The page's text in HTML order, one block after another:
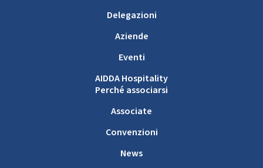
Delegazioni
Aziende
Eventi
AIDDA Hospitality
Perché associarsi
Associate
Convenzioni
News